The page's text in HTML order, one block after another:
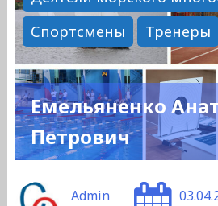
Спортсмены
Тренеры
Емельяненко
Петрович
Admin